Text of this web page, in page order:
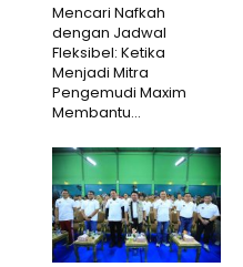
Mencari Nafkah
dengan Jadwal
Fleksibel: Ketika
Menjadi Mitra
Pengemudi Maxim
Membantu...